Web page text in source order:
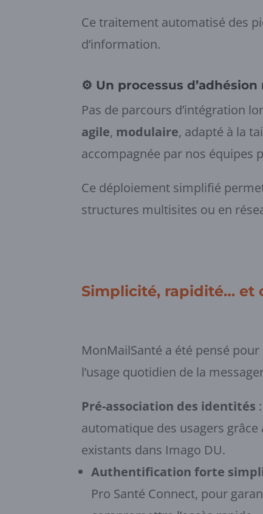
Ce traitement automatisé des
d’information.
⚙️ Un processus
Pas de parcours d’intégration
agile, modulaire, adapté à la
accompagnée par nos équipes
Ce déploiement simplifié
structures multisites ou en
Simplicité, rapidité… et
MonMailSanté a été pensé
l’usage quotidien de la
Pré-association des identités
automatique des usagers
existants dans Imago DU.
Authentification forte
Pro Santé Connect, pour